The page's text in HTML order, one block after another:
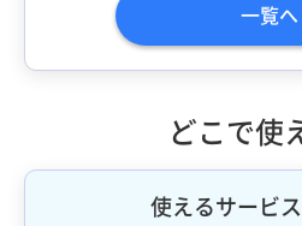
一覧へ
どこで使
使えるサービス